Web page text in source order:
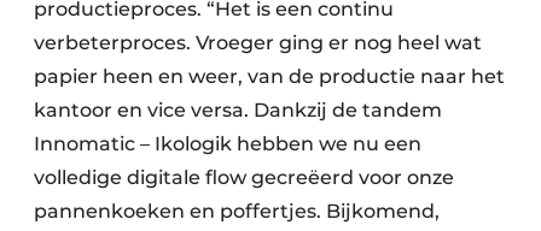
productieproces. “Het is een continu
verbeterproces. Vroeger ging er nog heel wat
papier heen en weer, van de productie naar het
kantoor en vice versa. Dankzij de tandem
Innomatic – Ikologik hebben we nu een
volledige digitale flow gecreëerd voor onze
pannenkoeken en poffertjes. Bijkomend,